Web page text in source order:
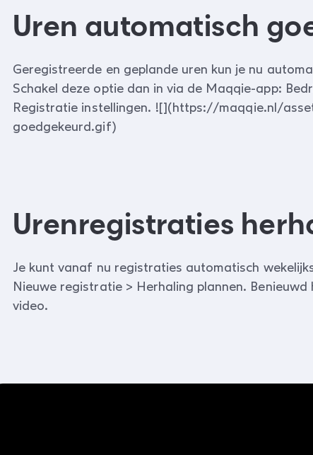
Uren automatisch
Geregistreerde en geplande uren kun je nu
Schakel deze optie dan in via de Maqqie-app:
Registratie instellingen. ![](https://maqqie.nl/
goedgekeurd.gif)
Urenregistraties
Je kunt vanaf nu registraties automatisch
Nieuwe registratie > Herhaling plannen.
video.